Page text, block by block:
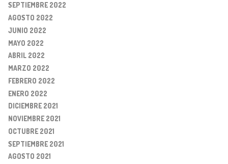
SEPTIEMBRE 2022
AGOSTO 2022
JUNIO 2022
MAYO 2022
ABRIL 2022
MARZO 2022
FEBRERO 2022
ENERO 2022
DICIEMBRE 2021
NOVIEMBRE 2021
OCTUBRE 2021
SEPTIEMBRE 2021
AGOSTO 2021